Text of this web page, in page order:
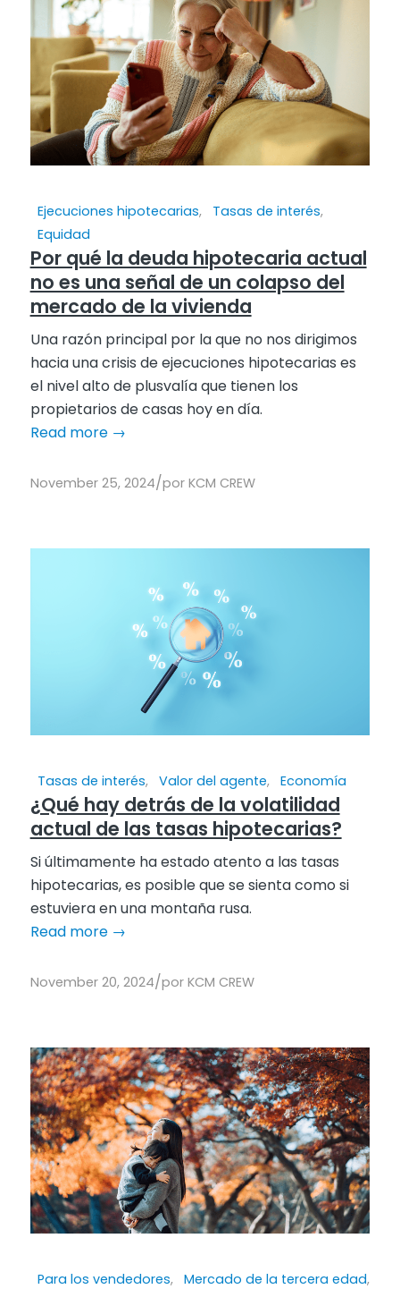
Ejecuciones hipotecarias, Tasas de interés,
Equidad
Por qué la deuda hipotecaria actual
no es una señal de un colapso del
mercado de la vivienda
Una razón principal por la que no nos dirigimos
hacia una crisis de ejecuciones hipotecarias es
el nivel alto de plusvalía que tienen los
propietarios de casas hoy en día.
Read more→
November 25, 2024/por KCM CREW
Tasas de interés, Valor del agente, Economía
¿Qué hay detrás de la volatilidad
actual de las tasas hipotecarias?
Si últimamente ha estado atento a las tasas
hipotecarias, es posible que se sienta como si
estuviera en una montaña rusa.
Read more→
November 20, 2024/por KCM CREW
Para los vendedores, Mercado de la tercera edad,